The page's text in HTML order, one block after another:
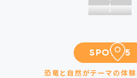
SPOT 05
恐竜と自然がテーマの体